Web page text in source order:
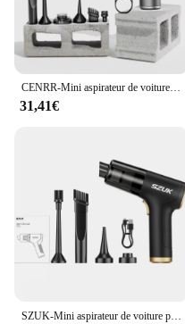
CENRR-Mini aspirateur de voiture sans fil, nettoyeur de voiture sans fil, odorà air comprimé portable, 98000PA
31,41€
SZUK-Mini aspirateur de voiture portable sans fil, nettoyeur à main, aspiration de bain, machine de livres, 780000PA aspirateurs sans fil，aspirateur pour voiture，aspirateur maison，aspirateur sans fil puissant